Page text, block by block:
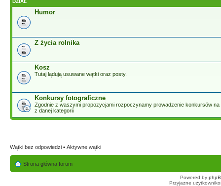
DZIAŁ
Humor
Z życia rolnika
Kosz
Tutaj lądują usuwane wątki oraz posty.
Konkursy fotograficzne
Zgodnie z waszymi propozycjami rozpoczynamy prowadzenie konkursów na
z danej kategorii
Wątki bez odpowiedzi • Aktywne wątki
Strona główna forum
Powered by
Przyjazne